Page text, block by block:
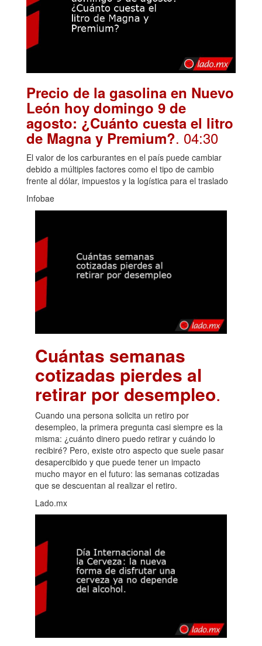
Precio de la gasolina en Nuevo
León hoy domingo 9 de
agosto: ¿Cuánto cuesta el litro
de Magna y Premium?. 04:30
El valor de los carburantes en el país puede cambiar
debido a múltiples factores como el tipo de cambio
frente al dólar, impuestos y la logística para el traslado
Infobae
Cuántas semanas
cotizadas pierdes al
retirar por desempleo.
Cuando una persona solicita un retiro por
desempleo, la primera pregunta casi siempre es la
misma: ¿cuánto dinero puedo retirar y cuándo lo
recibiré? Pero, existe otro aspecto que suele pasar
desapercibido y que puede tener un impacto
mucho mayor en el futuro: las semanas cotizadas
que se descuentan al realizar el retiro.
Lado.mx